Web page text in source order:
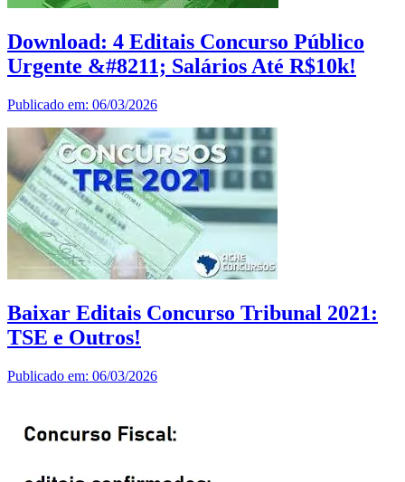
Download: 4 Editais Concurso Público
Urgente &#8211; Salários Até R$10k!
Publicado em: 06/03/2026
Baixar Editais Concurso Tribunal 2021:
TSE e Outros!
Publicado em: 06/03/2026